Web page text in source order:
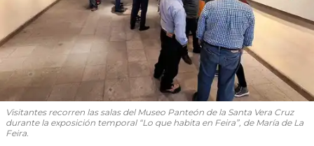
Visitantes recorren las salas del Museo Panteón de la Santa Vera Cruz
durante la exposición temporal “Lo que habita en Feira”, de María de La
Feira.